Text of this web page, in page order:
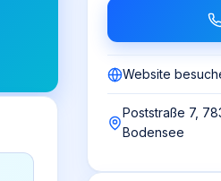
Website
Poststraße 7,
Bodensee